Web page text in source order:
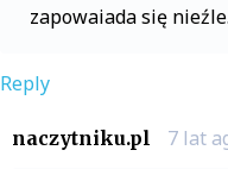
zapowaiada się nieźle.
Reply
naczytniku.pl 7 lat